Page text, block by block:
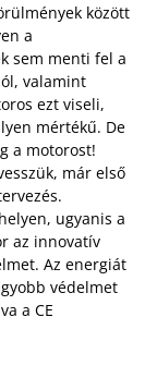
között
a
sem menti fel a
valamint
ezt viseli,
mértékű. De
a motorost!
már első
ugyanis a
az innovatív
Az energiát
védelmet
a CE